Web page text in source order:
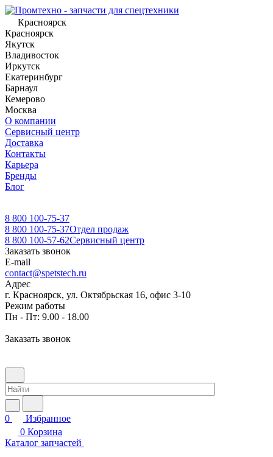
Красноярск
Красноярск
Якутск
Владивосток
Иркутск
Екатеринбург
Барнаул
Кемерово
Москва
О компании
Сервисный центр
Доставка
Контакты
Карьера
Бренды
Блог
8 800 100-75-37
8 800 100-75-37Отдел продаж
8 800 100-57-62Сервисный центр
Заказать звонок
E-mail
contact@spetstech.ru
Адрес
г. Красноярск, ул. Октябрьская 16, офис 3-10
Режим работы
Пн - Пт: 9.00 - 18.00
Заказать звонок
0
Избранное
0 Корзина
Каталог запчастей